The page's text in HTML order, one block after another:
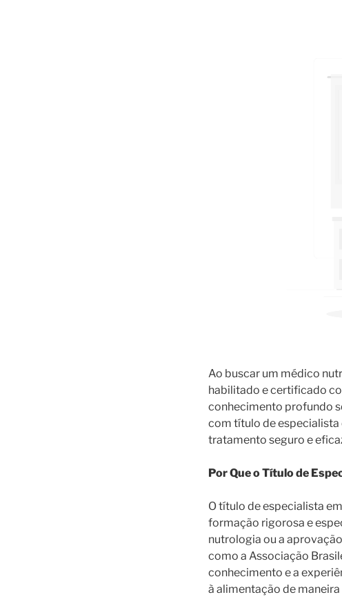
Ao buscar um médico
habilitado e certificado
conhecimento profundo
com título de especialista
tratamento seguro e
Por Que o Título de
O título de especialista
formação rigorosa e
nutrologia ou a
como a Associação
conhecimento e a
à alimentação de